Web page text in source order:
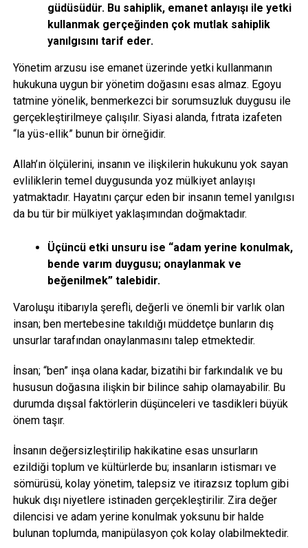
güdüsüdür. Bu sahiplik, emanet anlayışı ile yetki
kullanmak gerçeğinden çok mutlak sahiplik
yanılgısını tarif eder.
Yönetim arzusu ise emanet üzerinde yetki kullanmanın
hukukuna uygun bir yönetim doğasını esas almaz. Egoyu
tatmine yönelik, benmerkezci bir sorumsuzluk duygusu ile
gerçekleştirilmeye çalışılır. Siyasi alanda, fıtrata izafeten
“la yüs-ellik” bunun bir örneğidir.
Allah’ın ölçülerini, insanın ve ilişkilerin hukukunu yok sayan
evliliklerin temel duygusunda yoz mülkiyet anlayışı
yatmaktadır. Hayatını çarçur eden bir insanın temel yanılgısı
da bu tür bir mülkiyet yaklaşımından doğmaktadır.
Üçüncü etki unsuru ise “adam yerine konulmak,
bende varım duygusu; onaylanmak ve
beğenilmek” talebidir.
Varoluşu itibarıyla şerefli, değerli ve önemli bir varlık olan
insan; ben mertebesine takıldığı müddetçe bunların dış
unsurlar tarafından onaylanmasını talep etmektedir.
İnsan; “ben” inşa olana kadar, bizatihi bir farkındalık ve bu
hususun doğasına ilişkin bir bilince sahip olamayabilir. Bu
durumda dışsal faktörlerin düşünceleri ve tasdikleri büyük
önem taşır.
İnsanın değersizleştirilip hakikatine esas unsurların
ezildiği toplum ve kültürlerde bu; insanların istismarı ve
sömürüsü, kolay yönetim, talepsiz ve itirazsız toplum gibi
hukuk dışı niyetlere istinaden gerçekleştirilir. Zira değer
dilencisi ve adam yerine konulmak yoksunu bir halde
bulunan toplumda, manipülasyon çok kolay olabilmektedir.